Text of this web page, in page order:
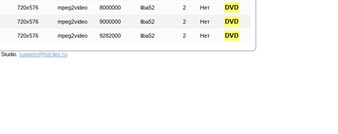
720x576 mpeg2video 8000000 liba52 2 Нет
720x576 mpeg2video 9000000 liba52 2 Нет
720x576 mpeg2video 9282000 liba52 2 Нет
Studio. support@hdclips.ru